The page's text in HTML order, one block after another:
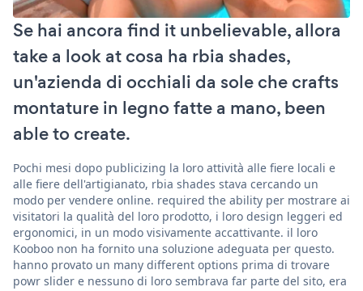
Se hai ancora find it unbelievable, allora
take a look at cosa ha rbia shades,
un'azienda di occhiali da sole che crafts
montature in legno fatte a mano, been
able to create.
Pochi mesi dopo publicizing la loro attività alle fiere locali e
alle fiere dell'artigianato, rbia shades stava cercando un
modo per vendere online. required the ability per mostrare ai
visitatori la qualità del loro prodotto, i loro design leggeri ed
ergonomici, in un modo visivamente accattivante. il loro
Kooboo non ha fornito una soluzione adeguata per questo.
hanno provato un many different options prima di trovare
powr slider e nessuno di loro sembrava far parte del sito, era